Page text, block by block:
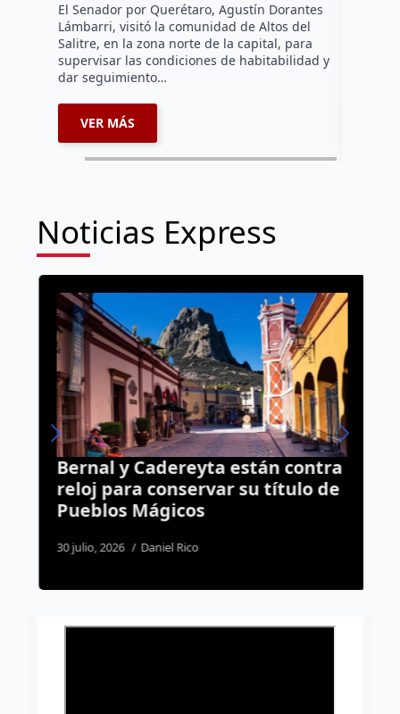
El Senador por Querétaro, Agustín Dorantes
Lámbarri, visitó la comunidad de Altos del
Salitre, en la zona norte de la capital, para
supervisar las condiciones de habitabilidad y
dar seguimiento…
VER MÁS
Noticias Express
Bernal y Cadereyta están contra
reloj para conservar su título de
Pueblos Mágicos
30 julio, 2026 Daniel Rico